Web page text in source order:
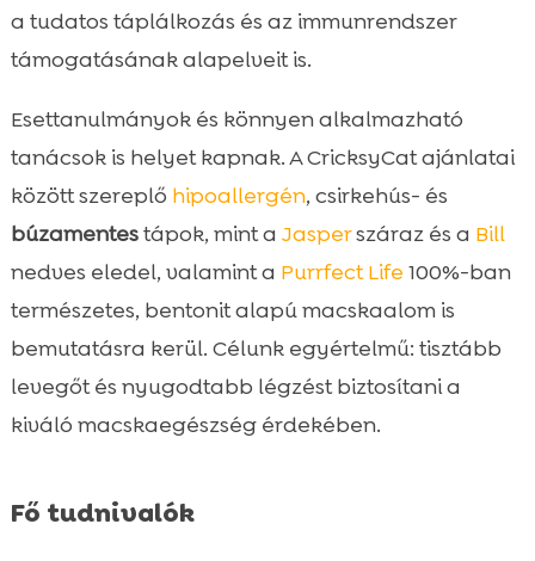
 Gyógyszeres és kiegészítő terápiák
 Megelőzés: oltások, parazitaellenes
 Összefoglaló
 FAQ
a tudatos táplálkozás és az immunrendszer
támogatásának alapelveit is.
Esettanulmányok és könnyen alkalmazható
tanácsok is helyet kapnak. A CricksyCat ajánlatai
között szereplő hipoallergén, csirkehús- és
búzamentestápok, mint a Jasperszáraz és a Bill
nedves eledel, valamint a Purrfect Life 100%-ban
természetes, bentonit alapú macskaalom is
bemutatásra kerül. Célunk egyértelmű: tisztább
levegőt és nyugodtabb légzést biztosítani a
kiváló macskaegészség érdekében.
Fő tudnivalók